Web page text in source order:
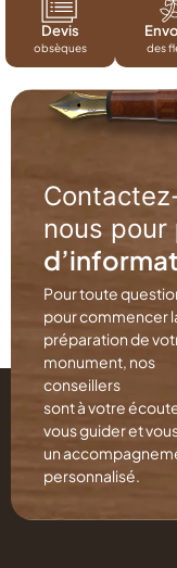
Devis
obsèques des
nous pour
Pour toute
pour commencer
préparation de
monument, nos
conseillers
sont à votre
vous guider et
un
personnalisé.